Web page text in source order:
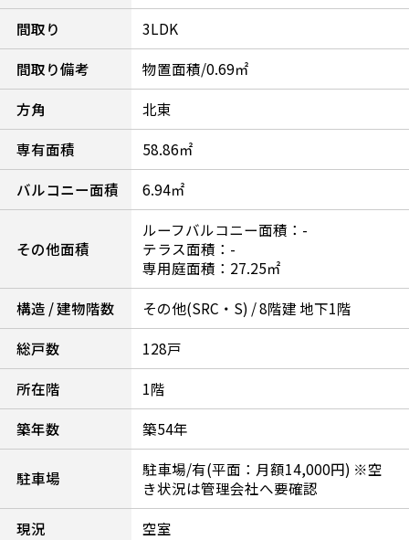
間取り
3LDK
間取り備考
物置面積/0.69㎡
方角
北東
専有面積
58.86㎡
バルコニー面積
6.94㎡
その他面積
ルーフバルコニー面積：-
テラス面積：-
専用庭面積：27.25㎡
構造 / 建物階数
その他(SRC・S) / 8階建 地下1階
総戸数
128戸
所在階
1階
築年数
築54年
駐車場
駐車場/有(平面：月額14,000円) ※空
き状況は管理会社へ要確認
現況
空室